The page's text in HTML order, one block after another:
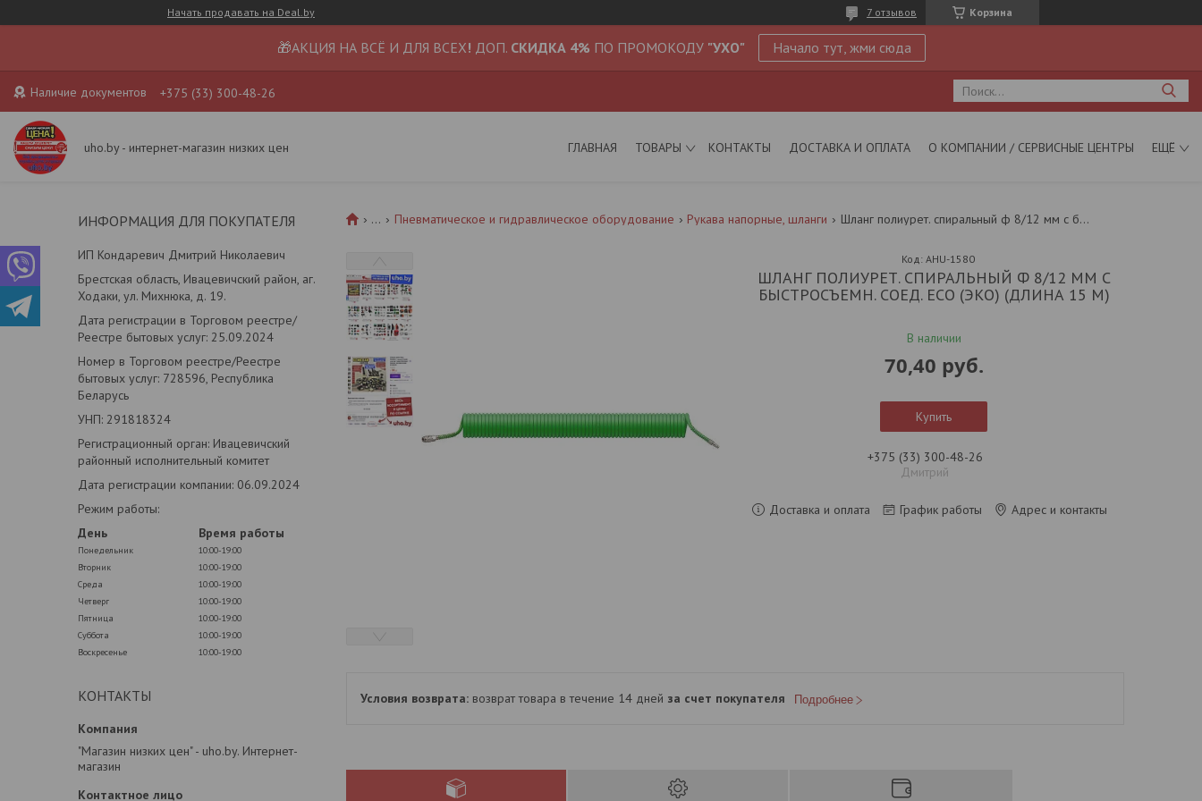
Начать продавать на Deal.by Корзина
7 отзывов
🎁АКЦИЯ НА ВСЁ И ДЛЯ ВСЕХ! ДОП. СКИДКА 4% ПО ПРОМОКОДУ "УХО" Начало тут, жми сюда
Наличие документов +375 (33) 300-48-26
uho.by - интернет-магазин низких цен ГЛАВНАЯ ТОВАРЫ КОНТАКТЫ ДОСТАВКА И ОПЛАТА О КОМПАНИИ / СЕРВИСНЫЕ ЦЕНТРЫ ЕЩЁ
ИНФОРМАЦИЯ ДЛЯ ПОКУПАТЕЛЯ
ИП Кондаревич Дмитрий Николаевич
Брестская область, Ивацевичский район, аг.
Ходаки, ул. Михнюка, д. 19.
Дата регистрации в Торговом реестре/
Реестре бытовых услуг: 25.09.2024
Номер в Торговом реестре/Реестре
бытовых услуг: 728596, Республика
Беларусь
УНП: 291818324
Регистрационный орган: Ивацевичский
районный исполнительный комитет
Дата регистрации компании: 06.09.2024
Режим работы:
День
Время работы
Понедельник
10:00-19:00
Вторник
10:00-19:00
Среда
10:00-19:00
Четверг
10:00-19:00
Пятница
10:00-19:00
Суббота
10:00-19:00
Воскресенье
10:00-19:00
КОНТАКТЫ
"Магазин низких цен" - uho.by. Интернет-
магазин
... Пневматическое и гидравлическое оборудование Рукава напорные, шланги Шланг полиурет. спиральный ф 8/12 мм c быстросъемн. соед. eco (эко) (длина 15 м)
ШЛАНГ ПОЛИУРЕТ. СПИРАЛЬНЫЙ Ф 8/12 ММ C
БЫСТРОСЪЕМН. СОЕД. ECO (ЭКО) (ДЛИНА 15 М)
В наличии
Код:AHU-1580
70,40 руб.
Купить
+375 (33) 300-48-26
Дмитрий
Доставка и оплата График работы Адрес и контакты
возврат товара в течение 14 дней за счет покупателя Подробнее